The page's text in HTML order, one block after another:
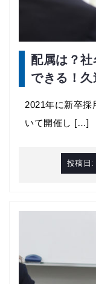
配属は？
できる！久
2021年に新卒採
いて開催し […]
投稿日: